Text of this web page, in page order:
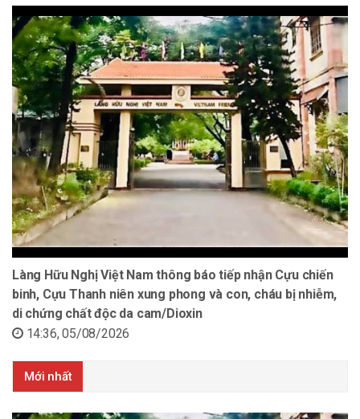
Làng Hữu Nghị Việt Nam thông báo tiếp nhận Cựu chiến
binh, Cựu Thanh niên xung phong và con, cháu bị nhiễm,
di chứng chất độc da cam/Dioxin
14:36, 05/08/2026
Mới nhất